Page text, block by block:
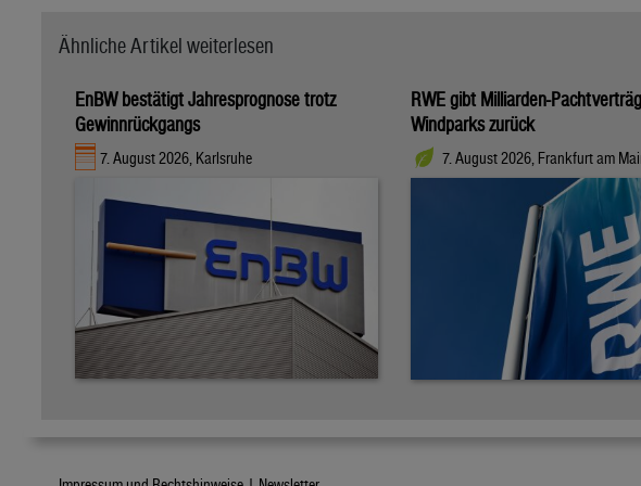
Ähnliche Artikel weiterlesen
EnBW bestätigt Jahresprognose trotz
Gewinnrückgangs
7. August 2026, Karlsruhe
RWE gibt Milliarden-
Windparks zurück
7. August 2026, Frankfurt am